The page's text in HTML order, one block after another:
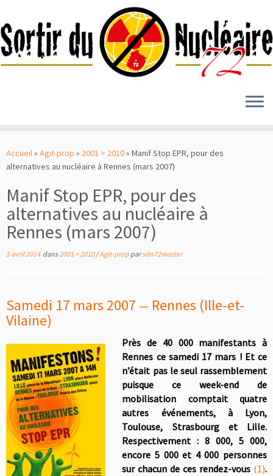
au
contenu
Accueil» Agit-prop » 2001 > 2010» Manif Stop EPR, pour des
alternatives au nucléaire à Rennes (mars 2007)
Manif Stop EPR, pour des
alternatives au nucléaire à
Rennes (mars 2007)
5 avril 2014dans2001 > 2010/Agit-prop parsdn72master
Samedi 17 mars 2007 — Rennes (Ille-et-
Vilaine)
Près de 40 000 manifestants à
Rennes ce samedi 17 mars ! Et ce
n’était pas le seul rassemblement
puisque ce week-end de
mobilisation comptait quatre
autres événements, à Lyon,
Toulouse, Strasbourg et Lille.
Respectivement : 8 000, 5 000,
encore 5 000 et 4 000 personnes
sur chacun de ces rendez-vous (1).